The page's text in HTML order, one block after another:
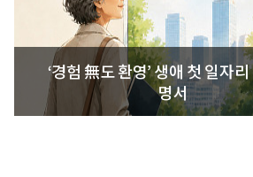
‘경험 無도 환영’ 생애 첫 일자리 도전 설
명서